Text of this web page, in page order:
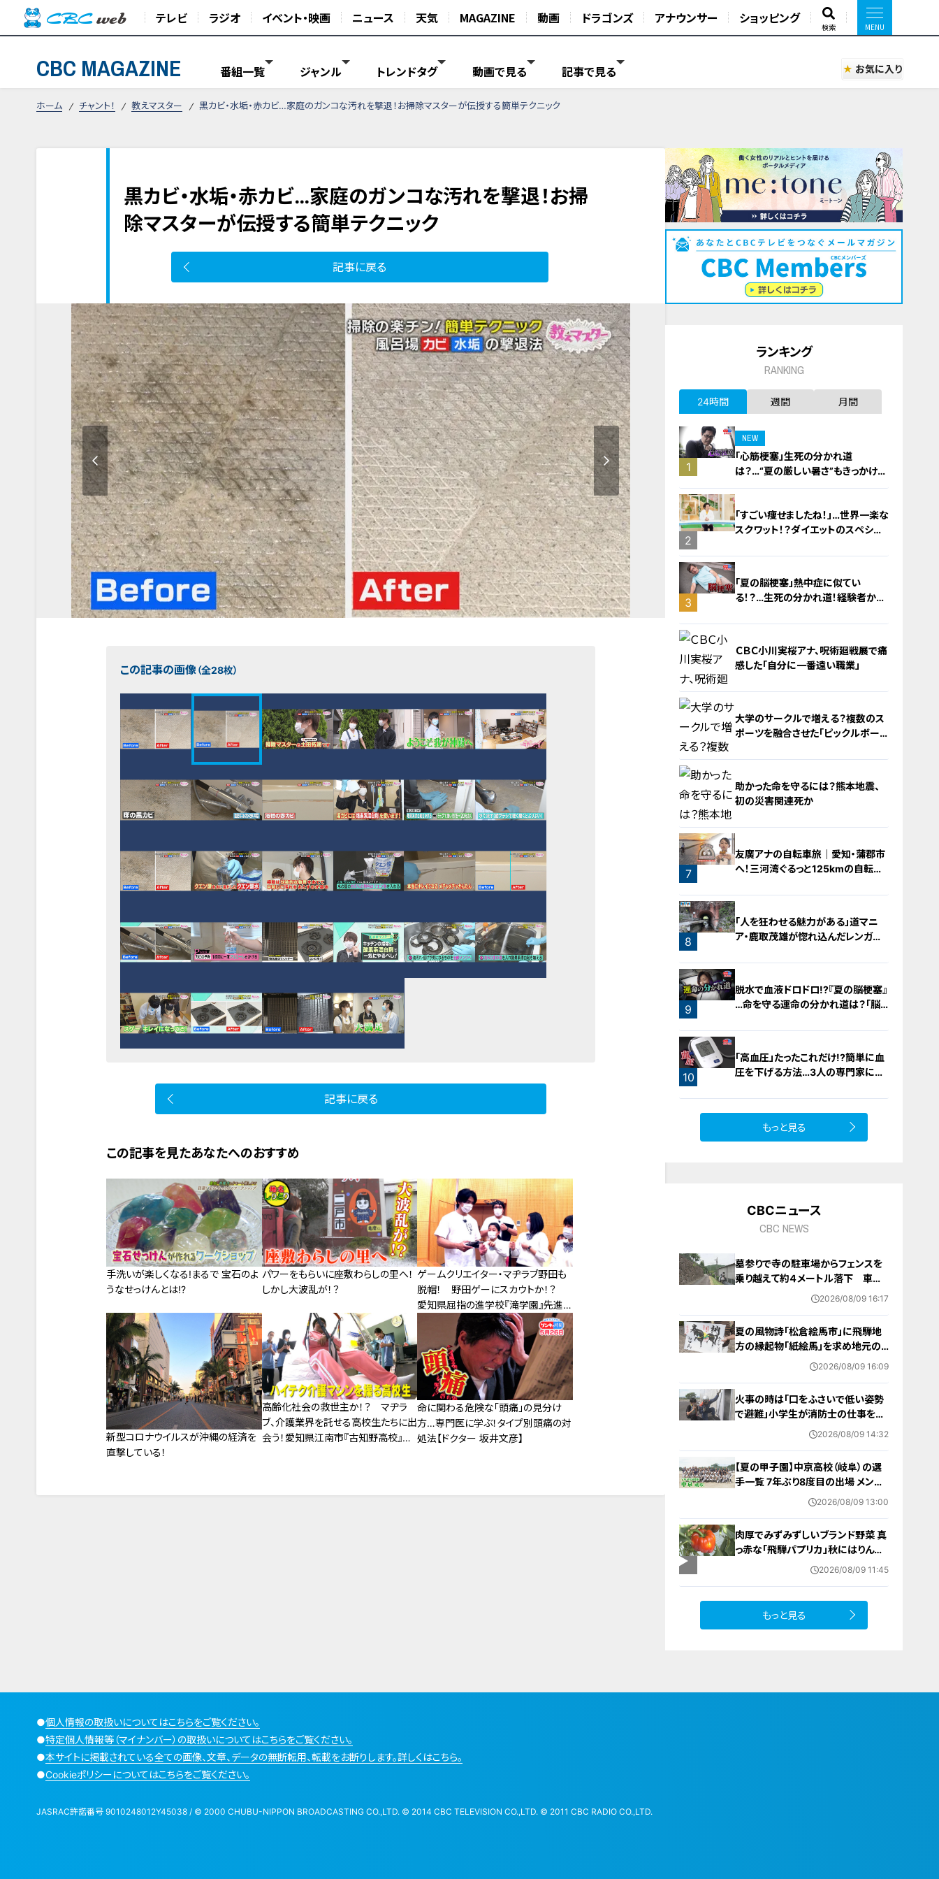
テレビ ラジオ イベント・映画 ニュース 天気 MAGAZINE 動画 ドラゴンズ アナウンサー ショッピング
検索
CBC MAGAZINE 番組一覧 ジャンル トレンドタグ 動画で見る 記事で見る お気に入り
ホーム チャント！ 教えマスター 黒カビ・水垢・赤カビ…家庭のガンコな汚れを撃退！お掃除マスターが伝授する簡単テクニック
黒カビ・水垢・赤カビ…家庭のガンコな汚れを撃退！お掃
除マスターが伝授する簡単テクニック
記事に戻る
この記事の画像（全28枚）
記事に戻る
この記事を見たあなたへのおすすめ
手洗いが楽しくなる!まるで 宝石のよ
うなせっけんとは!?
パワーをもらいに座敷わらしの里へ！
しかし大波乱が！？
ゲームクリエイター・マヂラブ野田も
脱帽！ 野田ゲーにスカウトか！？
愛知県屈指の進学校『滝学園』先進
技術研究部にマヂラブが向かった！
新型コロナウイルスが沖縄の経済を
直撃している！
高齢化社会の救世主か！？ マヂラ
ブ、介護業界を託せる高校生たちに出
会う！愛知県江南市『古知野高校』福
命に関わる危険な「頭痛」の見分け
方…専門医に学ぶ！タイプ別頭痛の対
処法【ドクター 坂井文彦】
ランキング
RANKING
24時間 週間 月間
1
NEW
「心筋梗塞」生死の分かれ道
は？…“夏の厳しい暑さ”もきっかけ
に！発症前のキケンなサインと対処
2
「すごい痩せましたね！」…世界一楽な
スクワット！？ダイエットのスペシャ
3
「夏の脳梗塞」熱中症に似てい
る！？…生死の分かれ道！経験者から
4
ＣＢＣ小川実桜アナ、呪術廻戦展で痛
感した「自分に一番遠い職業」
5
大学のサークルで増える？複数のス
ポーツを融合させた「ピックルボー
6
助かった命を守るには？熊本地震、
初の災害関連死か
7
友廣アナの自転車旅｜愛知・蒲郡市
へ！三河湾ぐるっと125kmの自転車
8
「人を狂わせる魅力がある」道マニ
ア・鹿取茂雄が惚れ込んだレンガの
9
脱水で血液ドロドロ!?『夏の脳梗塞』
…命を守る運命の分かれ道は？「脳
10
「高血圧」たったこれだけ!?簡単に血
圧を下げる方法…3人の専門家に学
もっと見る
CBCニュース
CBC NEWS
墓参りで寺の駐車場からフェンスを
乗り越えて約４メートル落下 車に
乗っていた家族３人けが 岐阜・山
2026/08/09 16:17
夏の風物詩「松倉絵馬市」に飛騨地
方の縁起物「紙絵馬」を求め地元の
人や観光客が訪れる 幸せが駆け込
2026/08/09 16:09
火事の時は「口をふさいで低い姿勢
で避難」小学生が消防士の仕事を体
2026/08/09 14:32
【夏の甲子園】中京高校（岐阜）の選
手一覧 7年ぶり8度目の出場 メンバ
ー・出身中学・特徴は？高校野球
2026/08/09 13:00
肉厚でみずみずしいブランド野菜 真
っ赤な「飛騨パプリカ」秋にはりんご
のように甘い 岐阜・高山市の東農
2026/08/09 11:45
もっと見る
●個人情報の取扱いについてはこちらをご覧ください。
●特定個人情報等（マイナンバー）の取扱いについてはこちらをご覧ください。
●本サイトに掲載されている全ての画像、文章、データの無断転用、転載をお断りします。詳しくはこちら。
●Cookieポリシーについてはこちらをご覧ください。
JASRAC許諾番号 9010248012Y45038 / © 2000 CHUBU-NIPPON BROADCASTING CO.,LTD. © 2014 CBC TELEVISION CO.,LTD. © 2011 CBC RADIO CO.,LTD.